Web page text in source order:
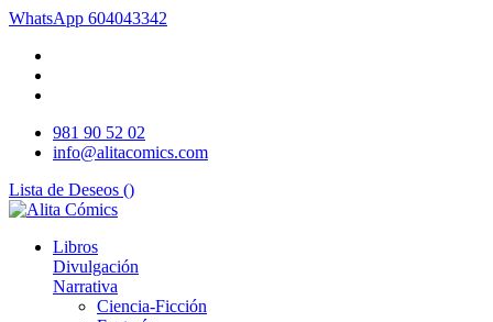
WhatsApp 604043342
981 90 52 02
info@alitacomics.com
Lista de Deseos ()
Libros
Divulgación
Narrativa
Ciencia-Ficción